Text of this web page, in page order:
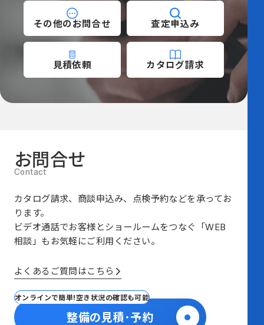
その他の お問合せ 査定申込み
見積依頼 カタログ請求
お問合せ
カタログ請求、商談申込み、点検予約などを承ってお
ります。
ビデオ通話でお客様とショールームをつなぐ
「WEB
相談」も お気軽にご利用ください。
よくあるご質問はこちら
オンラインで簡単!空き状況の確認も可能
整備の見積･予約